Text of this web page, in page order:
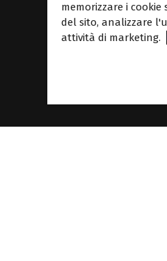
memorizzare i
del sito, analizzare
attività di marketing.